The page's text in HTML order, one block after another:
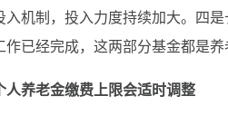
入机制，投入力度持续加大。四
作已经完成，这两部分基金都是养
人养老金缴费上限会适时调整